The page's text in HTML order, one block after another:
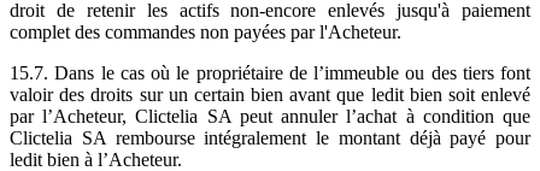
droit de retenir les actifs non-encore enlevés jusqu'à paiement
complet des commandes non payées par l'Acheteur.
15.7. Dans le cas où le propriétaire de l’immeuble ou des tiers font
valoir des droits sur un certain bien avant que ledit bien soit enlevé
par l’Acheteur, Clictelia SA peut annuler l’achat à condition que
Clictelia SA rembourse intégralement le montant déjà payé pour
ledit bien à l’Acheteur.